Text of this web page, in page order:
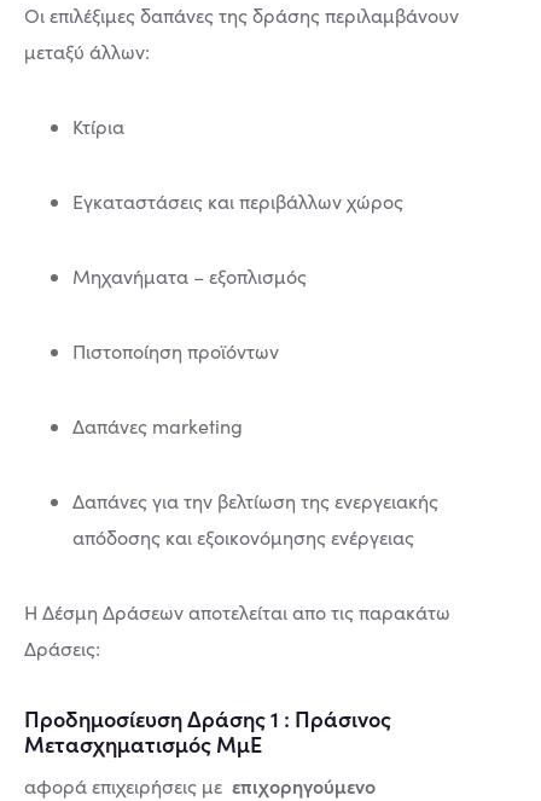
Οι επιλέξιμες δαπάνες της δράσης περιλαμβάνουν
μεταξύ άλλων:
Κτίρια
Εγκαταστάσεις και περιβάλλων χώρος
Μηχανήματα – εξοπλισμός
Πιστοποίηση προϊόντων
Δαπάνες marketing
Δαπάνες για την βελτίωση της ενεργειακής
απόδοσης και εξοικονόμησης ενέργειας
Η Δέσμη Δράσεων αποτελείται απο τις παρακάτω
Δράσεις:
Προδημοσίευση Δράσης 1 : Πράσινος
Μετασχηματισμός ΜμΕ
αφορά επιχειρήσεις με επιχορηγούμενο